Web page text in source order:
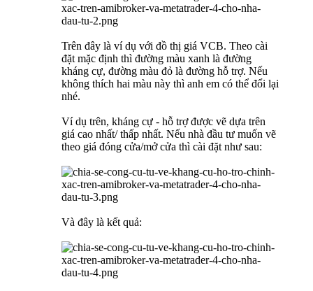
Trên đây là ví dụ với đồ thị giá VCB. Theo cài
đặt mặc định thì đường màu xanh là đường
kháng cự, đường màu đỏ là đường hỗ trợ. Nếu
không thích hai màu này thì anh em có thể đổi lại
nhé.
Ví dụ trên, kháng cự - hỗ trợ được vẽ dựa trên
giá cao nhất/ thấp nhất. Nếu nhà đầu tư muốn vẽ
theo giá đóng cửa/mở cửa thì cài đặt như sau:
Và đây là kết quả: